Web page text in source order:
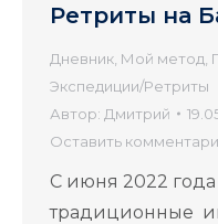
Ретриты на
Дневник Мой метод
Экспедиции/Ретриты
Автор: Дмитрий
Оставить
С июня 2022
традиционные